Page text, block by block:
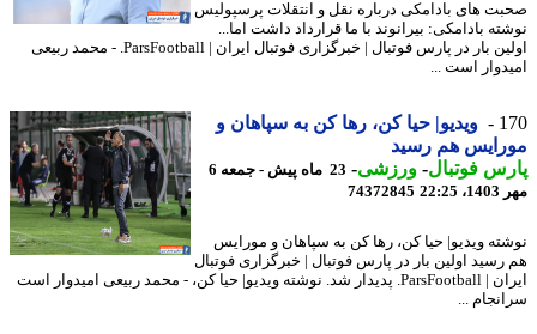
های بادامکی درباره نقل و انتقلات پرسپولیس
بادامکی: بیرانوند با ما قرارداد داشت اما...
اولین بار در پارس فوتبال | خبرگزاری فوتبال ایران | ParsFootball. - محمد ربیعی
است ...
ویدیو| حیا کن، رها کن به سپاهان و
هم رسید
فوتبال-ورزشی-
23 ماه پیش - جمعه 6
74372845
ویدیو| حیا کن، رها کن به سپاهان و مورایس
اولین بار در پارس فوتبال | خبرگزاری فوتبال
ایران | ParsFootball. پدیدار شد. نوشته ویدیو| حیا کن، - محمد ربیعی امیدوار است
...